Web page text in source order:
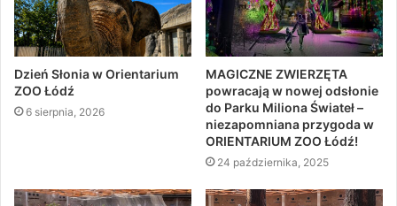
Dzień Słonia w Orientarium
ZOO Łódź
6 sierpnia, 2026
MAGICZNE ZWIERZĘTA
powracają w nowej odsłonie
do Parku Miliona Świateł –
niezapomniana przygoda w
ORIENTARIUM ZOO Łódź!
24 października, 2025